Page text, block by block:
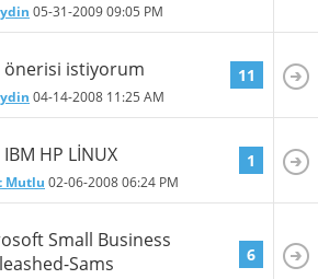
05-31-200909:05 PM
önerisi istiyorum
04-14-2008 11:25 AM
11
HP LİNUX
Mutlu 02-06-200806:24 PM
1
Small Business
Sams
6